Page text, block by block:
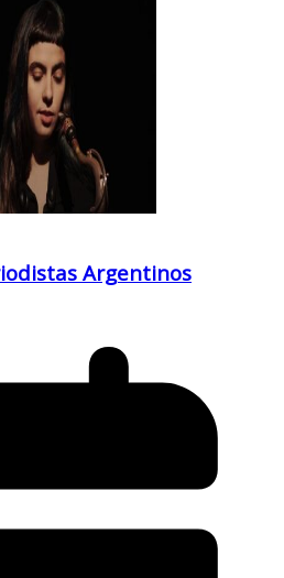
Argentinos